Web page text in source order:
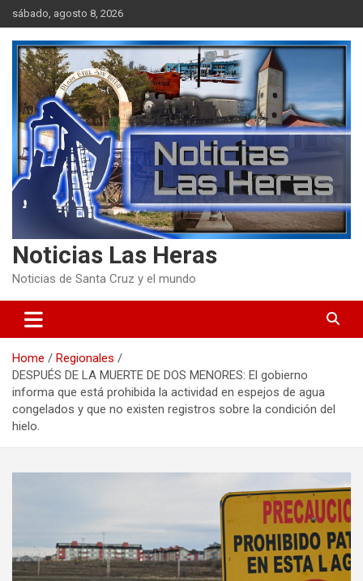
Skip
to
content
sábado, agosto 8, 2026
Noticias Las Heras
Noticias de Santa Cruz y el mundo
Home
Regionales
DESPUÉS DE LA MUERTE DE DOS MENORES: El gobierno
informa que está prohibida la actividad en espejos de agua
congelados y que no existen registros sobre la condición del
hielo.